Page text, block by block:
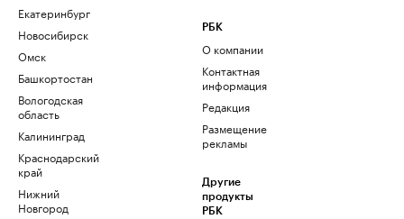
Екатеринбург
Новосибирск
Омск
Башкортостан
Вологодская
область
Калининград
Краснодарский
край
Нижний
Новгород
РБК
О компании
Контактная
информация
Редакция
Размещение
рекламы
Другие
продукты
РБК